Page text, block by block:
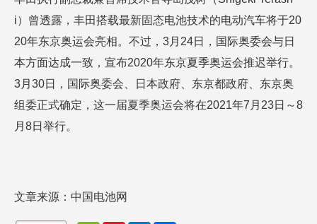
i）曾透露，丰田搭载最新固态电池技术的电动汽车将于20
20年东京奥运会亮相。不过，3月24日，国际奥委会与日
本方面达成一致，宣布2020年东京夏季奥运会推迟举行。
3月30日，国际奥委会、日本政府、东京都政府、东京奥
组委正式确定，这一届夏季奥运会将在2021年7月23日～8
月8日举行。
文章来源：中国电池网